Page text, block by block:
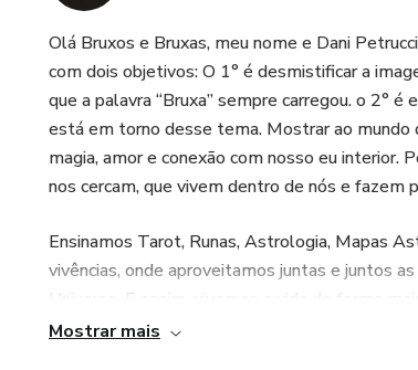
Olá Bruxos e Bruxas, meu nome e Dani
com dois objetivos: O 1° é desmistificar a
que a palavra “Bruxa” sempre carregou. o 2°
está em torno desse tema. Mostrar ao mundo
magia, amor e conexão com nosso eu interior.
nos cercam, que vivem dentro de nós e fazem
Ensinamos Tarot, Runas, Astrologia, Mapas
vivências, onde aproveitamos juntas e juntos
Universo. E assim, vivemos a vida de forma
de autoconhecimento, estudo e amor a tudo
Mostrar mais